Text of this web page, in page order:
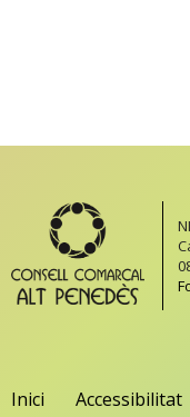
Inici Accessibilitat